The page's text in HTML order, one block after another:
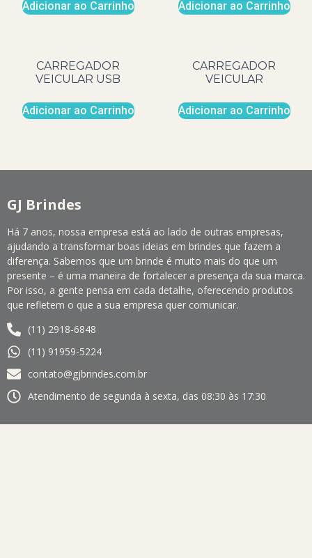
Adicionar ao Carrinho Adicionar ao Carrinho
CARREGADOR
VEICULAR USB
Adicionar ao Carrinho
CARREGADOR
VEICULAR
Adicionar ao Carrinho
GJ Brindes
Há 7 anos, nossa empresa está ao lado de outras empresas,
ajudando a transformar boas ideias em brindes que fazem a
diferença. Sabemos que um brinde é muito mais do que um
presente – é uma maneira de fortalecer a presença da sua marca.
Por isso, a gente pensa em cada detalhe, oferecendo produtos
que refletem o que a sua empresa quer comunicar.
(11) 2918-6848
(11) 91959-5224
contato@gjbrindes.com.br
Atendimento de segunda à sexta, das 08:30 às 17:30